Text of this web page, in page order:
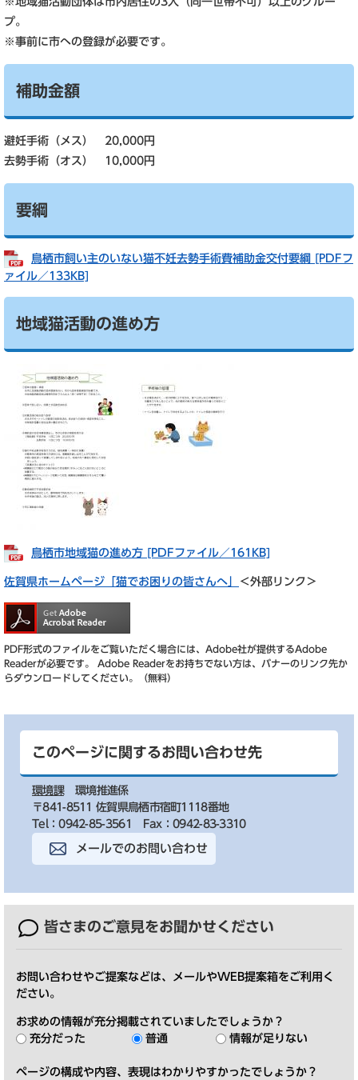
プ。
※事前に市への登録が必要です。
補助金額
避妊手術（メス） 20,000円
去勢手術（オス） 10,000円
要綱
鳥栖市飼い主のいない猫不妊去勢手術費補助金交付要綱 [PDFフ
ァイル／133KB]
地域猫活動の進め方
鳥栖市地域猫の進め方 [PDFファイル／161KB]
佐賀県ホームページ「猫でお困りの皆さんへ」 ＜外部リンク＞
PDF形式のファイルをご覧いただく場合には、Adobe社が提供するAdobe
Readerが必要です。
Adobe Readerをお持ちでない方は、バナーのリンク先か
らダウンロードしてください。（無料）
このページに関するお問い合わせ先
環境課
環境推進係
〒841-8511 佐賀県鳥栖市宿町1118番地
Tel：0942-85-3561
Fax：0942-83-3310
メールでのお問い合わせ
皆さまのご意見をお聞かせください
お問い合わせやご提案などは、メールやWEB提案箱をご利用く
ださい。
お求めの情報が充分掲載されていましたでしょうか？
充分だった
普通 情報が足りない
ページの構成や内容、表現はわかりやすかったでしょうか？